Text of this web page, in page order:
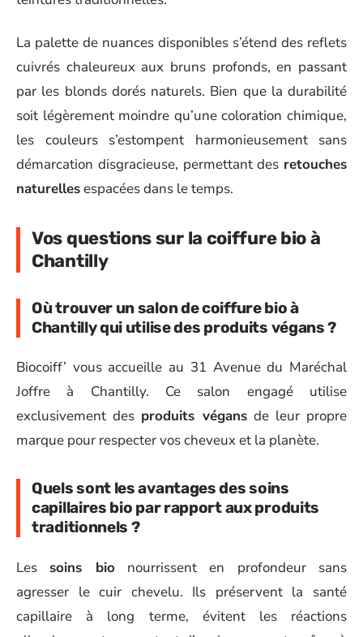
La palette de nuances disponibles s’étend des reflets
cuivrés chaleureux aux bruns profonds, en passant
par les blonds dorés naturels. Bien que la durabilité
soit légèrement moindre qu’une coloration chimique,
les couleurs s’estompent harmonieusement sans
démarcation disgracieuse, permettant des retouches
naturellesespacées dans le temps.
Vos questions sur la coiffure bio à
Chantilly
Où trouver un salon de coiffure bio à
Chantilly qui utilise des produits végans ?
Biocoiff’ vous accueille au 31 Avenue du Maréchal
Joffre à Chantilly. Ce salon engagé utilise
exclusivement des produits végansde leur propre
marque pour respecter vos cheveux et la planète.
Quels sont les avantages des soins
capillaires bio par rapport aux produits
traditionnels ?
Les soins bio nourrissent en profondeur sans
agresser le cuir chevelu. Ils préservent la santé
capillaire à long terme, évitent les réactions